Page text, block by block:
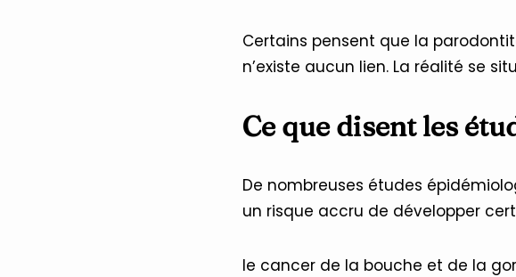
Certains pensent que la
n’existe aucun lien. La réalité se
Ce que disent les
De nombreuses études
un risque accru de développer
le cancer de la bouche et de la